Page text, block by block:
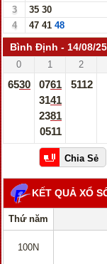
3
35 30
4
47 41 48
Bình Định - 14/08/25
0 1 2
6530
0761
3141
2381
0511
5112
KẾT QUẢ XỔ
Thứ năm
100N